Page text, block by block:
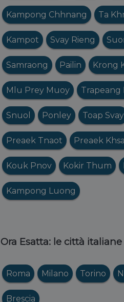
Kampong Chhnang Ta
Kampot Svay Rieng
Samraong Pailin Krong
Mlu Prey Muoy Trapeang
Snuol Ponley Toap Svay
Preaek Tnaot Preaek
Kouk Pnov Kokir Thum
Kampong Luong
Ora Esatta: le città
Roma Milano Torino
Brescia